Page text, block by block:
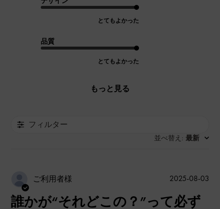
とてもよかった
品質
とてもよかった
もっと見る
フィルター
並べ替え : 最新
ご利用者様
誰かが“それどこの？”って必ず
公
2025-08-03